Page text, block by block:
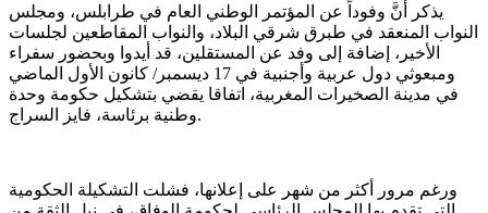
يذكر أنَّ وفوداً عن المؤتمر الوطني العام في طرابلس، ومجلس
النواب المنعقد في طبرق شرقي البلاد، والنواب المقاطعين لجلسات
الأخير، إضافة إلى وفد عن المستقلين، قد أيدوا وبحضور سفراء
ومبعوثي دول عربية وأجنبية في 17 ديسمبر/ كانون الأول الماضي
في مدينة الصخيرات المغربية، اتفاقا يقضي بتشكيل حكومة وحدة
وطنية برئاسة، فايز السراج.
ورغم مرور أكثر من شهر على إعلانها، فشلت التشكيلة الحكومية